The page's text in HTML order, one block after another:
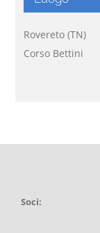
Rovereto (TN)
Corso Bettini
Soci: